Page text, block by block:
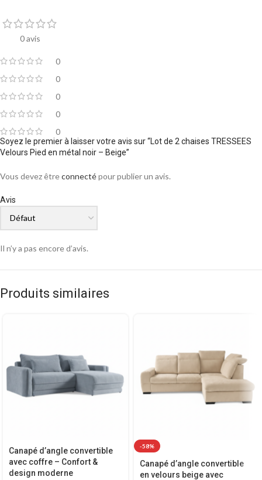
0 avis
0
0
0
0
0
Avis
Il n’y a pas encore d’avis.
Soyez le premier à laisser votre avis sur “Lot de 2 chaises TRESSEES
Velours Pied en métal noir – Beige”
Vous devez êtreconnectépour publier un avis.
Produits similaires
Canapé d’angle convertible
avec coffre – Confort &
design moderne
-58%
Canapé d’angle convertible
en velours beige avec